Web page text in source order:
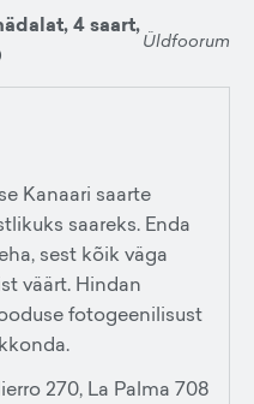
4 saart,
Üldfoorum
Kanaari saarte
saareks. Enda
sest kõik väga
väärt. Hindan
fotogeenilisust
270, La Palma 708